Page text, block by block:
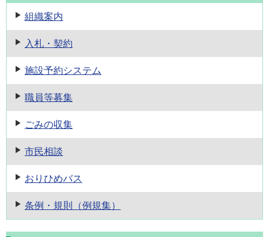
組織案内
入札・契約
施設予約システム
職員等募集
ごみの収集
市民相談
おりひめバス
条例・規則 （例規集）